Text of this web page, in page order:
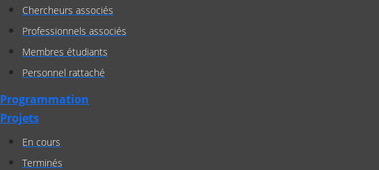
Chercheurs associés
Professionnels associés
Membres étudiants
Personnel rattaché
Programmation
Projets
En cours
Terminés